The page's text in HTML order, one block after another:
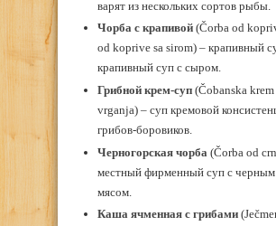
варят из нескольких сортов рыбы.
Чорба с крапивой(Čorba od
od koprive sa sirom) – крапивный
крапивный суп с сыром.
Грибной крем-суп(Čobanska krem
vrganja) – суп кремовой
грибов-боровиков.
Черногорская чорба (Čorba od
местный фирменный суп с черным
мясом.
Каша ячменная с грибами